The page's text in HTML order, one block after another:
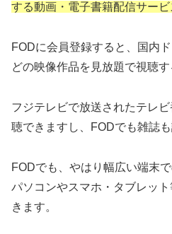
する動画・電子書籍配信サービ
FODに会員登録すると、国内
どの映像作品を見放題で視聴す
フジテレビで放送されたテレ
聴できますし、FODでも雑誌
FODでも、やはり幅広い端末
パソコンやスマホ・タブレッ
きます。